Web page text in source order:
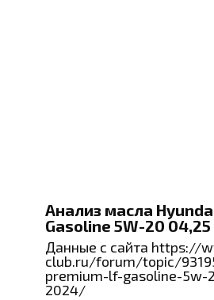
Анализ масла
Gasoline 5W-20 04,25
Данные с сайта https://
club.ru/forum/topic/
premium-lf-gasoline-5w-
2024/